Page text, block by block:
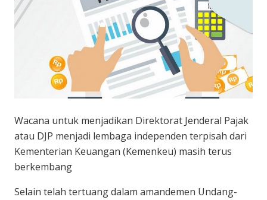
Wacana untuk menjadikan Direktorat Jenderal Pajak
atau DJP menjadi lembaga independen terpisah dari
Kementerian Keuangan (Kemenkeu) masih terus
berkembang
Selain telah tertuang dalam amandemen Undang-